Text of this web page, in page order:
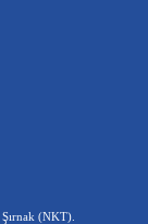
(NKT).